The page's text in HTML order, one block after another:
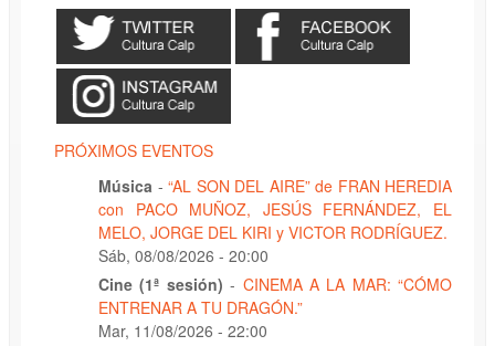
PRÓXIMOS EVENTOS
Música - “AL SON DEL AIRE” de FRAN HEREDIA
con PACO MUÑOZ, JESÚS FERNÁNDEZ, EL
MELO, JORGE DEL KIRI y VICTOR RODRÍGUEZ.
Sáb, 08/08/2026 - 20:00
Cine (1ª sesión) - CINEMA A LA MAR: “CÓMO
ENTRENAR A TU DRAGÓN.”
Mar, 11/08/2026 - 22:00